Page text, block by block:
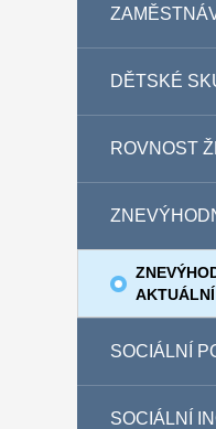
DĚTSKÉ
ROVNOST
SOCIÁLNÍ
SOCIÁLNÍ